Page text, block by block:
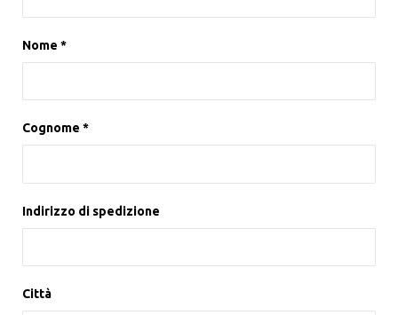
Nome *
Cognome *
Indirizzo di spedizione
Città